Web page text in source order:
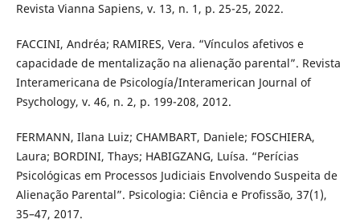
Revista Vianna Sapiens, v. 13, n. 1, p. 25-25, 2022.
FACCINI, Andréa; RAMIRES, Vera. “Vínculos afetivos e
capacidade de mentalização na alienação parental”. Revista
Interamericana de Psicología/Interamerican Journal of
Psychology, v. 46, n. 2, p. 199-208, 2012.
FERMANN, Ilana Luiz; CHAMBART, Daniele; FOSCHIERA,
Laura; BORDINI, Thays; HABIGZANG, Luísa. “Perícias
Psicológicas em Processos Judiciais Envolvendo Suspeita de
Alienação Parental”. Psicologia: Ciência e Profissão, 37(1),
35–47, 2017.